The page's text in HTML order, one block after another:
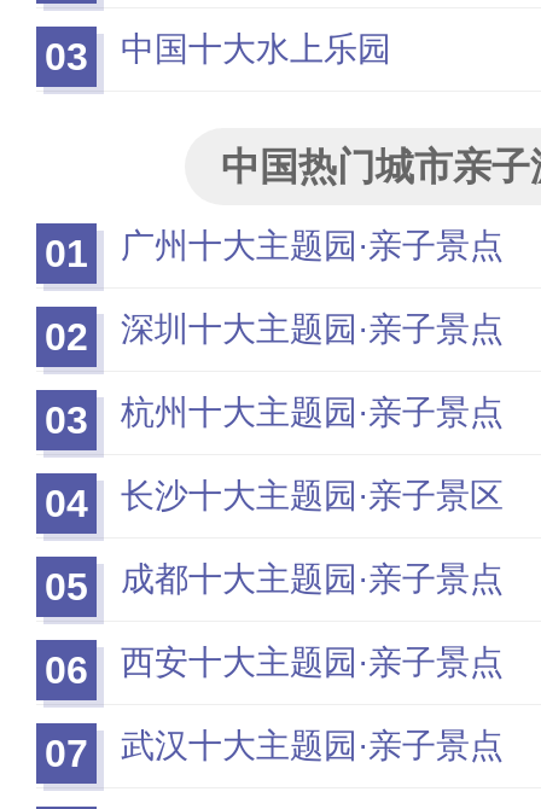
03 中国十大水上乐园
中国热门城市亲
01
广州十大主题园·亲子景点
02 深圳十大主题园·亲子景点
03 杭州十大主题园·亲子景点
04 长沙十大主题园·亲子景区
05 成都十大主题园·亲子景点
06 西安十大主题园·亲子景点
07 武汉十大主题园·亲子景点